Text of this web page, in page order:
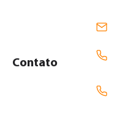
Contato